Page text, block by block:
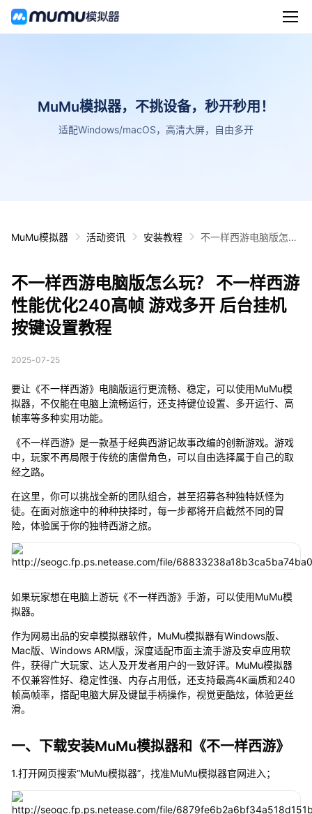
MuMu模拟器，不挑设备，秒开秒用！
适配Windows/macOS，高清大屏，自由多开
MuMu模拟器 活动资讯 安装教程
不一样西游电脑版怎么
后台挂机 按键设置教程
不一样西游电脑版怎么玩？ 不一样西游
性能优化240高帧 游戏多开 后台挂机
按键设置教程
2025-07-25
要让《不一样西游》电脑版运行更流畅、稳定，可以使用MuMu模
拟器，不仅能在电脑上流畅运行，还支持键位设置、多开运行、高
帧率等多种实用功能。
《不一样西游》是一款基于经典西游记故事改编的创新游戏。游戏
中，玩家不再局限于传统的唐僧角色，可以自由选择属于自己的取
经之路。
在这里，你可以挑战全新的团队组合，甚至招募各种独特妖怪为
徒。在面对旅途中的种种抉择时，每一步都将开启截然不同的冒
险，体验属于你的独特西游之旅。
如果玩家想在电脑上游玩《不一样西游》手游，可以使用MuMu模
拟器。
作为网易出品的安卓模拟器软件，MuMu模拟器有Windows版、
Mac版、Windows ARM版，深度适配市面主流手游及安卓应用软
件，获得广大玩家、达人及开发者用户的一致好评。MuMu模拟器
不仅兼容性好、稳定性强、内存占用低，还支持最高4K画质和240
帧高帧率，搭配电脑大屏及键鼠手柄操作，视觉更酷炫，体验更丝
滑。
一、下载安装MuMu模拟器和《不一样西游》
1.打开网页搜索“MuMu模拟器”，找准MuMu模拟器官网进入；